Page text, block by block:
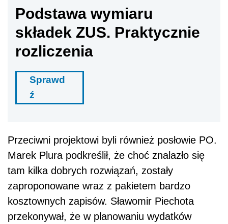
Podstawa wymiaru
składek ZUS. Praktycznie
rozliczenia
Sprawd
ź
Przeciwni projektowi byli również posłowie PO.
Marek Plura podkreślił, że choć znalazło się
tam kilka dobrych rozwiązań, zostały
zaproponowane wraz z pakietem bardzo
kosztownych zapisów. Sławomir Piechota
przekonywał, że w planowaniu wydatków